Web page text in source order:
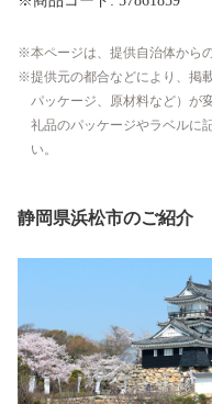
本ページは、提供自治体から
提供元の都合などにより、掲
パッケージ、原材料など）が
礼品のパッケージやラベルに
い。
静岡県浜松市のご紹介